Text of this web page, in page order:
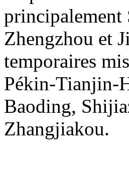
principalement
Zhengzhou et
temporaires
Pékin-Tianjin-
Baoding,
Zhangjiakou.